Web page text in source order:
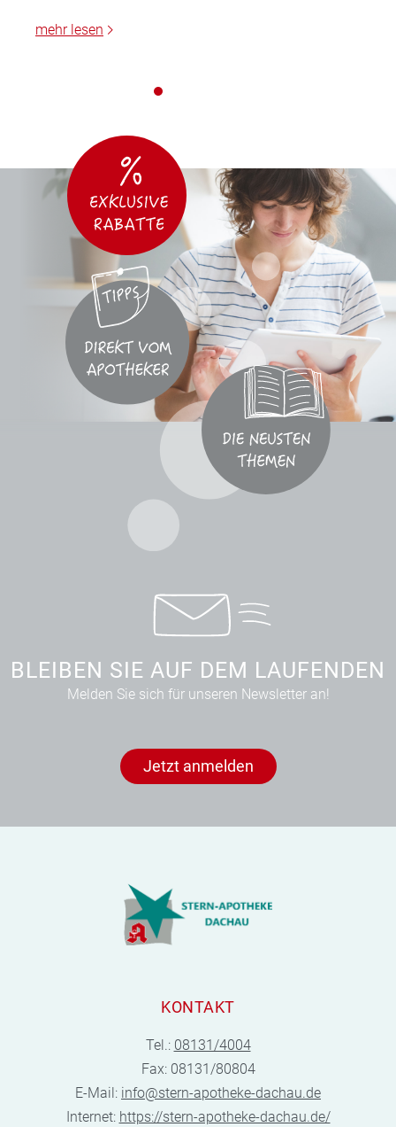
mehr lesen
BLEIBEN SIE AUF DEM LAUFENDEN
Melden Sie sich für unseren Newsletter an!
Jetzt anmelden
KONTAKT
Tel.: 08131/4004
Fax: 08131/80804
E-Mail: info@stern-apotheke-dachau.de
Internet: https://stern-apotheke-dachau.de/